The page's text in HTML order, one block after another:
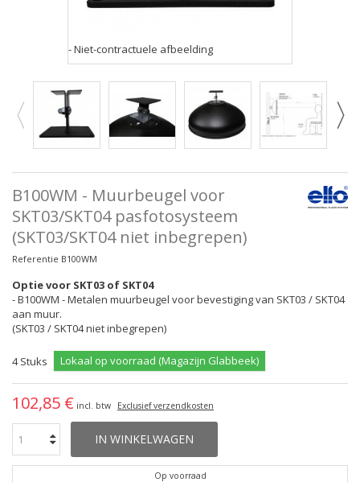
- Niet-contractuele afbeelding
B100WM - Muurbeugel voor
SKT03/SKT04 pasfotosysteem
(SKT03/SKT04 niet inbegrepen)
Referentie B100WM
Optie voor SKT03 of SKT04
- B100WM - Metalen muurbeugel voor bevestiging van SKT03 / SKT04
aan muur.
(SKT03 / SKT04 niet inbegrepen)
4 Stuks Lokaal op voorraad (Magazijn Glabbeek)
102,85 € incl. btw Exclusief verzendkosten
IN WINKELWAGEN
Op voorraad